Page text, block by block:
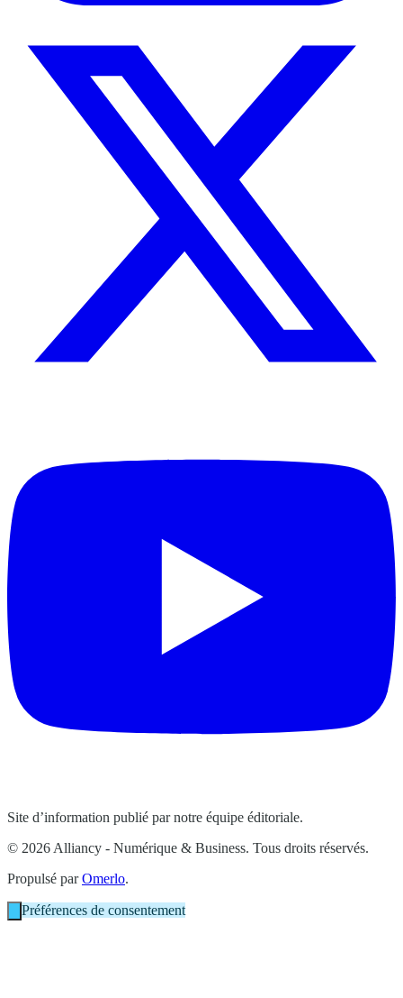
Site d’information publié par notre équipe éditoriale.
© 2026 Alliancy - Numérique & Business. Tous droits réservés.
Propulsé parOmerlo.
Préférences de consentement